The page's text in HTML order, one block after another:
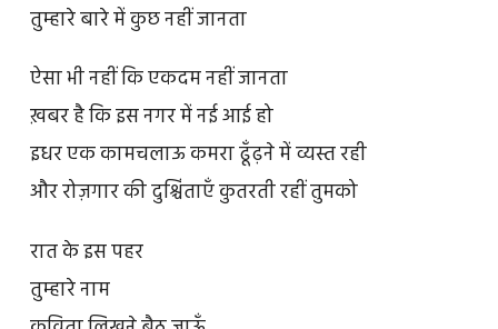
तुम्हारे बारे में कुछ नहीं जानता
ऐसा भी नहीं कि एकदम नहीं जानता
ख़बर है कि इस नगर में नई आई हो
इधर एक कामचलाऊ कमरा ढूँढ़ने में व्यस्त रही
और रोज़गार की दुश्चिंताएँ कुतरती रहीं तुमको
रात के इस पहर
तुम्हारे नाम